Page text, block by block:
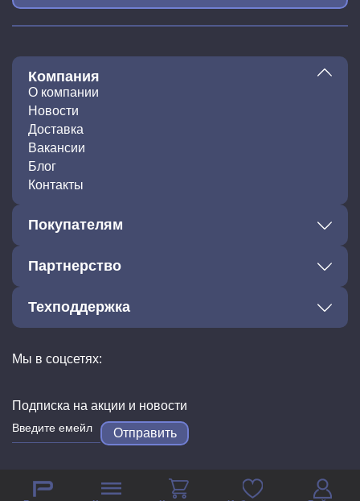
Компания
О компании
Новости
Доставка
Вакансии
Блог
Контакты
Покупателям
Партнерство
Техподдержка
Мы в соцсетях:
Подписка на акции и новости
Отправить